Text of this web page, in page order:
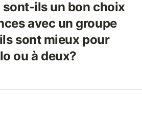
sont-ils un bon choix
avec un groupe
sont mieux pour
ou à deux?